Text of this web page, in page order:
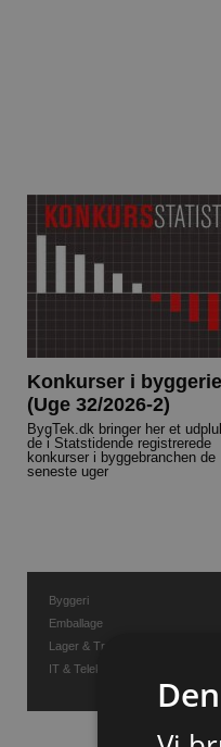
Konkurser i
(Uge 32/2026-2)
BygTek.dk bringer her et
de i Statstidende registrerede
konkurser i byggebranchen de
seneste uger
Byggeri
Emballage
Lager & Transport
IT & Telekommunikation